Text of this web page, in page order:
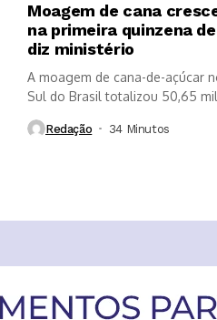
Moagem de cana
na primeira quinzena
diz ministério
A moagem de cana-de-açúcar
Sul do Brasil totalizou 50,65
Redação 34 Minutos ⁮